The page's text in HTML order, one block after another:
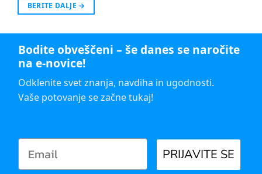
BERITE DALJE →
Bodite obveščeni – še danes se naročite
na e-novice!
Odklenite svet znanja, navdiha in ugodnosti.
Vaše potovanje se začne tukaj!
PRIJAVITE SE